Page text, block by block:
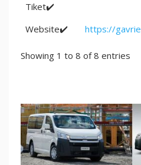
Tiket✔️
Website✔️ https://
Showing 1 to 8 of 8 entries